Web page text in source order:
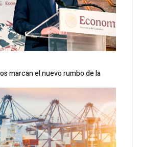
marcan el nuevo rumbo de la